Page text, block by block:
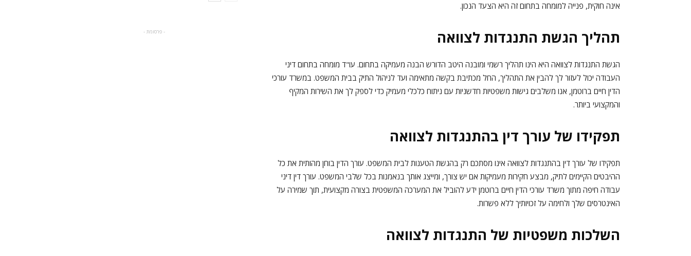
אינה חוקית, פנייה למומחה בתחום זה היא הצעד הנכון.
תהליך הגשת התנגדות לצוואה
הגשת התנגדות לצוואה היא הינו תהליך רשמי ומובנה היטב הדורש הבנה מעמיקה בתחום. עו"ד מומחה בתחום דיני
העבודה יכול לעזור לך להבין את התהליך, החל מכתיבת בקשה מתאימה ועד לניהול התיק בבית המשפט. במשרד עורכי
הדין חיים ברוטמן, אנו משלבים גישות משפטיות חדשניות עם ניתוח כלכלי מעמיק כדי לספק לך את השירות המקיף
והמקצועי ביותר.
תפקידו של עורך דין בהתנגדות לצוואה
תפקידו של עורך דין בהתנגדות לצוואה אינו מסתכם רק בהגשת הטענות לבית המשפט. עורך הדין בוחן מהותית את כל
ההיבטים הקיימים לתיק, מבצע חקירות מעמיקות אם יש צורך, ומייצג אותך בנאמנות בכל שלבי המשפט. עורך דין דיני
עבודה חיפה מתוך משרד עורכי הדין חיים ברוטמן ידע להוביל את המערכה המשפטית בצורה מקצועית, תוך שמירה על
האינטרסים שלך ולחימה על זכויותיך ללא פשרות.
השלכות משפטיות של התנגדות לצוואה
- פרסומת -